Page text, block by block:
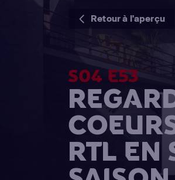
Retour à l'aperçu
S04 E53
RTL EN